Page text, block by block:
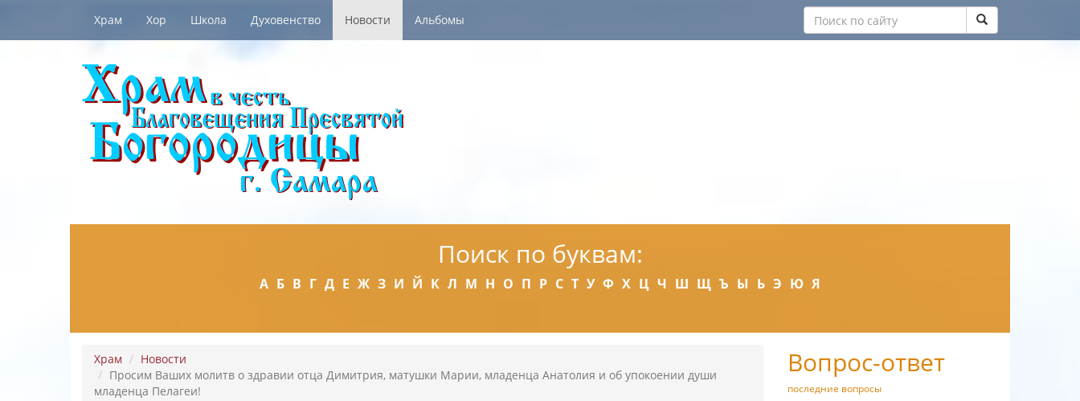
Храм Хор Школа Духовенство Новости Альбомы
Поиск по буквам:
А Б В Г Д Е Ж З И Й К Л М Н О П Р С Т У Ф Х Ц Ч Ш Щ Ъ Ы Ь Э Ю Я
Храм
Новости
Просим Ваших молитв о здравии отца Димитрия, матушки Марии, младенца Анатолия и об упокоении души
младенца Пелагеи!
Вопрос-ответ
последние вопросы